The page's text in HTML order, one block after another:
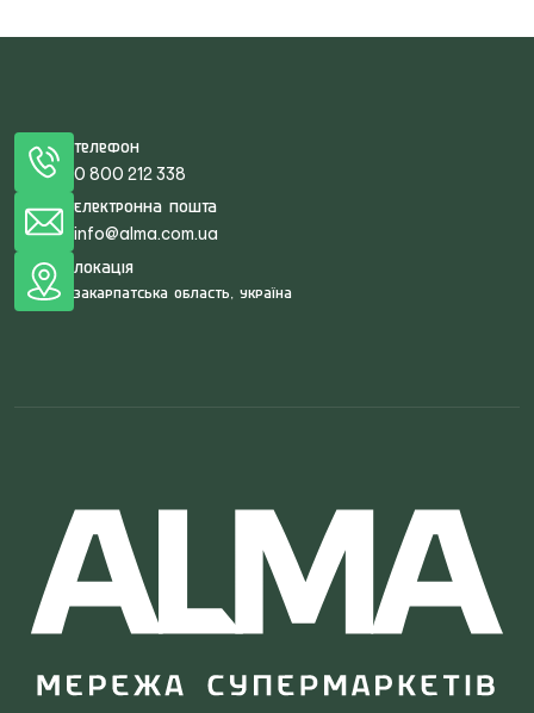
Телефон
0 800 212 338
Електронна пошта
info@alma.com.ua
Локація
Закарпатська область, Україна